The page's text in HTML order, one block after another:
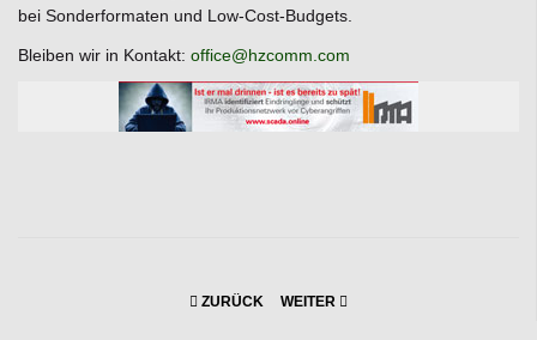
bei Sonderformaten und Low-Cost-Budgets.
Bleiben wir in Kontakt: office@hzcomm.com
ZURÜCK WEITER